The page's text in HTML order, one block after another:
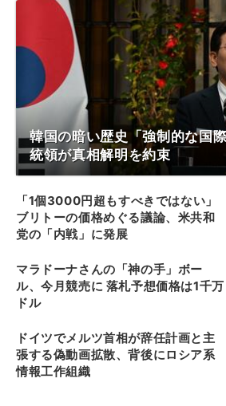
韓国の暗い歴史「強制的な国
統領が真相解明を約束
「1個3000円超もすべきではない」
ブリトーの価格めぐる議論、米共和
党の「内戦」に発展
マラドーナさんの「神の手」ボー
ル、今月競売に 落札予想価格は1千万
ドル
ドイツでメルツ首相が辞任計画と主
張する偽動画拡散、背後にロシア系
情報工作組織